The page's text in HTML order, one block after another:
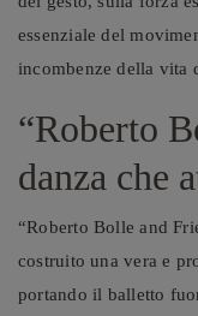
essenziale del
incombenze della vita
“Roberto
danza che
“Roberto Bolle and
costruito una vera e
portando il balletto